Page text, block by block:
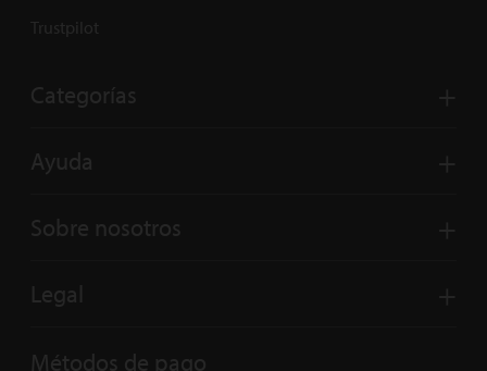
Trustpilot
Categorías
Ayuda
Sobre nosotros
Legal
Métodos de pago